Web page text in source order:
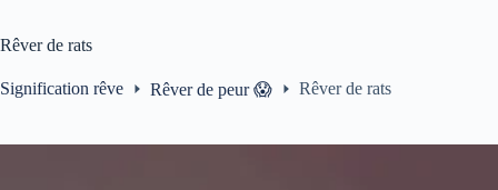
Rêver de rats
Signification rêve Rêver de peur 😱 Rêver de rats